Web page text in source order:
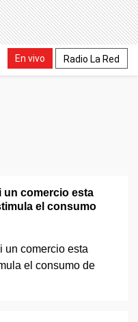
En vivo Radio La Red
un comercio esta
el consumo